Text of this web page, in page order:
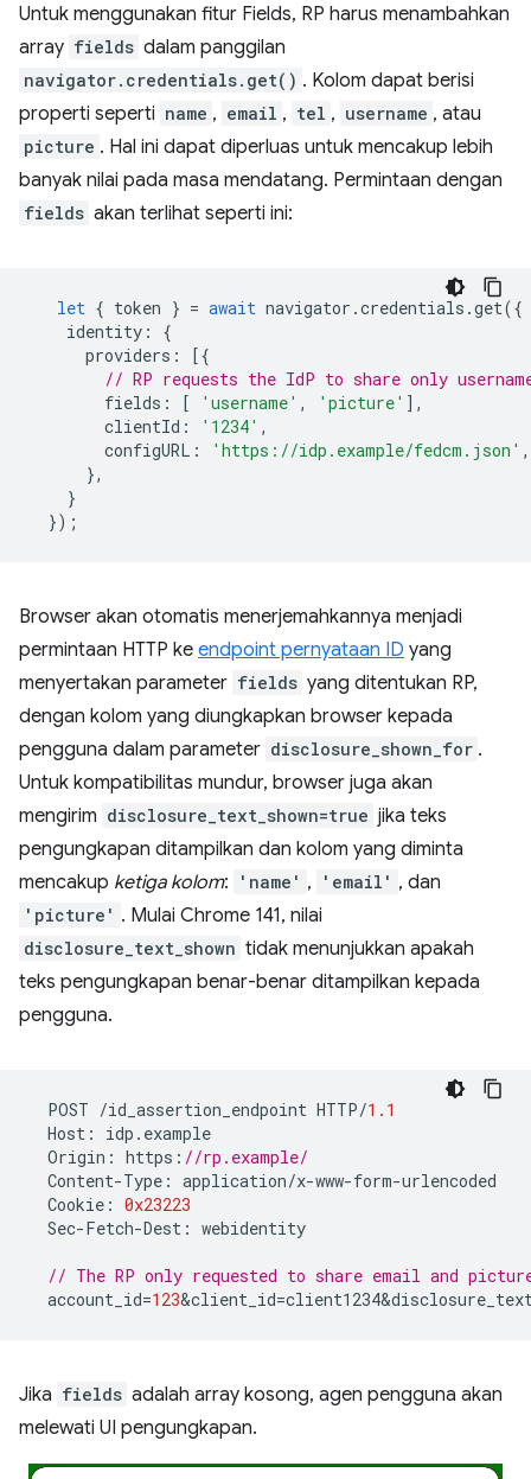
Untuk menggunakan fitur Fields, RP harus menambahkan
array fields dalam panggilan
navigator.credentials.get() . Kolom dapat berisi
properti seperti name , email , tel , username , atau
picture . Hal ini dapat diperluas untuk mencakup lebih
banyak nilai pada masa mendatang. Permintaan dengan
fields akan terlihat seperti ini:
let { token } = await navigator .credentials .get({
identity :
{
providers :
[{
// RP requests the IdP to share only
fields : [ 'username' , 'picture' ],
clientId : '1234' ,
configURL : 'https://idp.example/fedcm.json' ,
},
}
});
Browser akan otomatis menerjemahkannya menjadi
permintaan HTTP ke endpoint pernyataan ID yang
menyertakan parameter fields yang ditentukan RP,
dengan kolom yang diungkapkan browser kepada
pengguna dalam parameter disclosure_shown_for .
Untuk kompatibilitas mundur, browser juga akan
mengirim disclosure_text_shown=true jika teks
pengungkapan ditampilkan dan kolom yang diminta
mencakup ketiga kolom: 'name' , 'email' , dan
'picture' . Mulai Chrome 141, nilai
disclosure_text_shown tidak menunjukkan apakah
teks pengungkapan benar-benar ditampilkan kepada
pengguna.
POST /id_assertion_endpoint HTTP/1.1
Host : idp . example
Origin : https : //rp.example/
Content-Type : application/x-www-form-urlencoded
Cookie : 0x23223
Sec-Fetch-Dest : webidentity
// The RP only requested to share email and
account_id=123&client_id=
Jika fields adalah array kosong, agen pengguna akan
melewati UI pengungkapan.